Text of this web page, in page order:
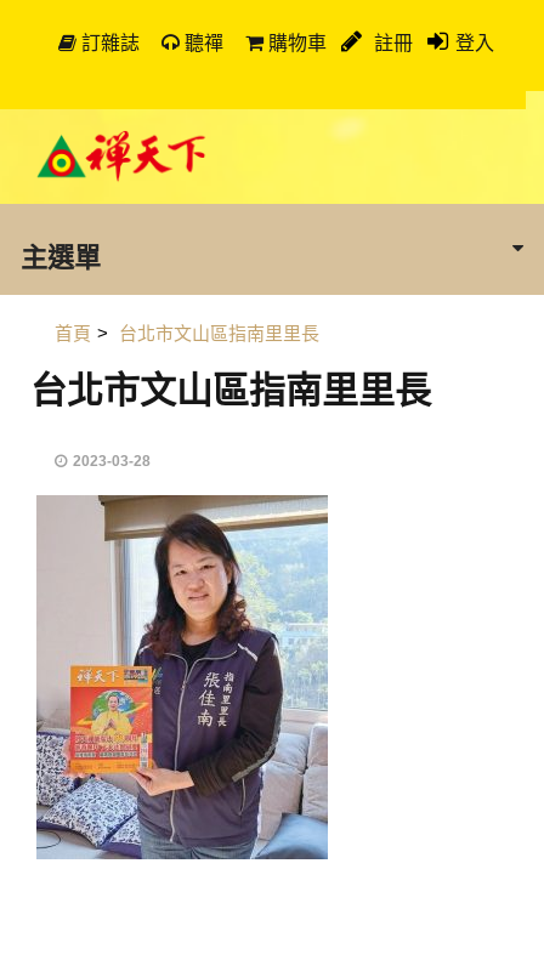
訂雜誌 聽禪 購物車 註冊 登入
主選單
首頁 > 台北市文山區指南里里長
台北市文山區指南里里長
2023-03-28